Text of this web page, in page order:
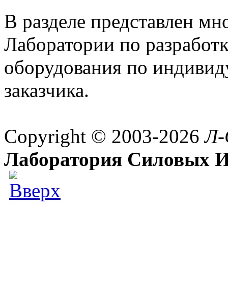
В разделе представлен
Лаборатории по
оборудования по
заказчика.
Copyright © 2003-2026
Лаборатория Силовых